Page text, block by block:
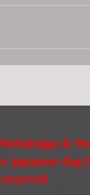
&
japanese dog
reserved